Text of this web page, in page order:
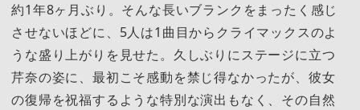
約1年8ヶ月ぶり。そんな長いブランクをまったく感じ
させないほどに、5人は1曲目からクライマックスのよ
うな盛り上がりを見せた。久しぶりにステージに立つ
芹奈の姿に、最初こそ感動を禁じ得なかったが、彼女
の復帰を祝福するような特別な演出もなく、その自然